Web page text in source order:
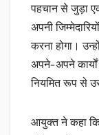
पहचान से जुड़ा
अपनी
करना होगा।
अपने-अपने
नियमित रूप से
आयुक्त ने कहा